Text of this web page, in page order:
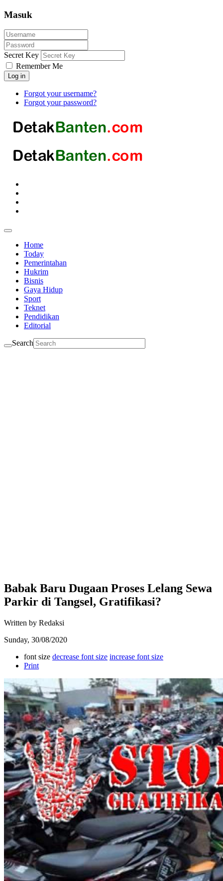
Masuk
Secret Key
Remember Me
Log in
Forgot your username?
Forgot your password?
Home
Today
Pemerintahan
Hukrim
Bisnis
Gaya Hidup
Sport
Teknet
Pendidikan
Editorial
Search
Babak Baru Dugaan Proses Lelang Sewa
Parkir di Tangsel, Gratifikasi?
Written by Redaksi
Sunday, 30/08/2020
font size decrease font size increase font size
Print